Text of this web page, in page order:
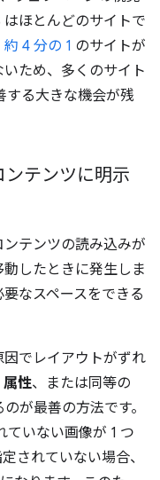
ほとんどのサイトで
約 4 分の 1 のサイトが
ため、多くのサイト
する大きな機会が残
テンツに明示
テンツの読み込みが
したときに発生しま
なスペースをできる
でレイアウトがずれ
属性、または同等の
が最善の方法です。
ていない画像が 1 つ
されていない場合、